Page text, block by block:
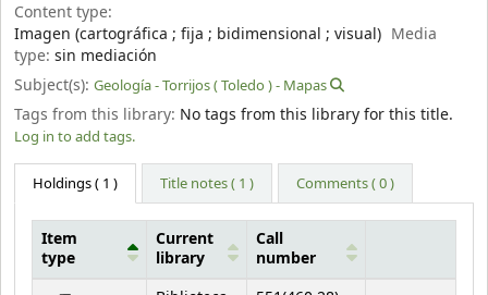
Content type:
Imagen (cartográfica ; fija ; bidimensional ; visual) Media
type: sin mediación
Subject(s): Geología - Torrijos ( Toledo ) - Mapas
Tags from this library: No tags from this library for this title.
Log in to add tags.
Holdings( 1 ) Title notes ( 1 ) Comments ( 0 )
Holdings
Item
type
Current
library
Call
number